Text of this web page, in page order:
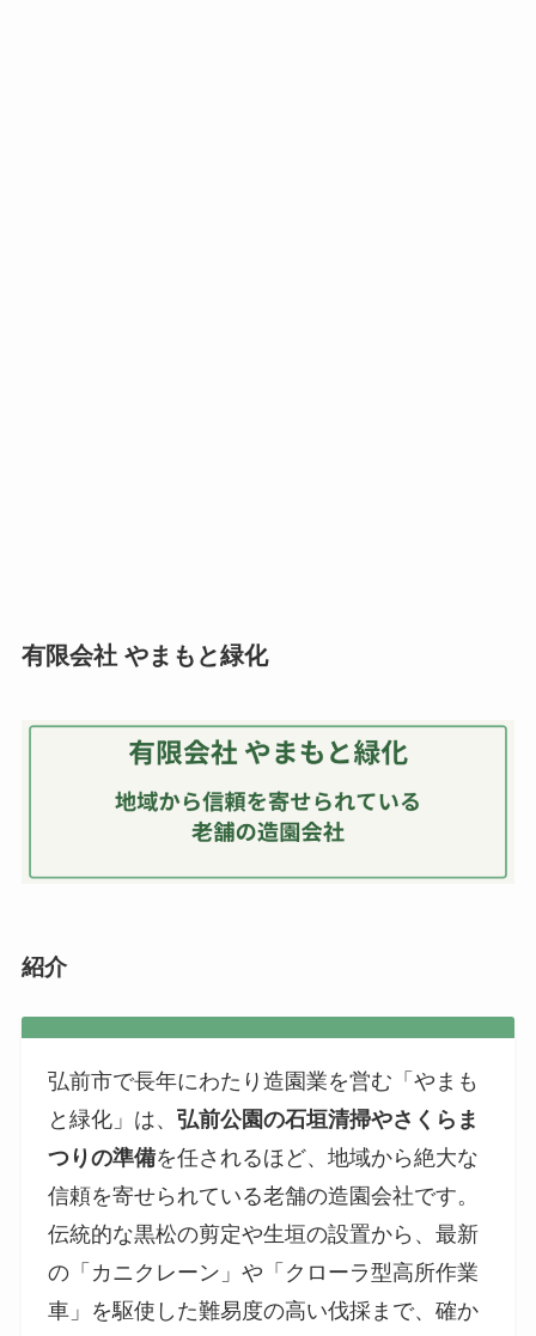
有限会社 やまもと緑化
紹介
弘前市で長年にわたり造園業を営む「やまも
と緑化」は、 弘前公園の石垣清掃やさくらま
つりの準備を任されるほど、地域から絶大な
信頼を寄せられている老舗の造園会社です。
伝統的な黒松の剪定や生垣の設置から、最新
の「カニクレーン」や「クローラ型高所作業
車」を駆使した難易度の高い伐採まで、確か